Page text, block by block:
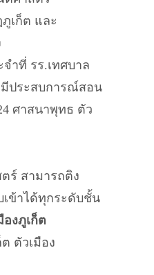
เก็ต และ
จำที่ รร.เทศบาล
มีประสบการณ์สอน
ศาสนาพุทธ ตัว
ร์ สามารถติง
ข้าได้ทุกระดับชั้น
องภูเก็ต
ตัวเมือง